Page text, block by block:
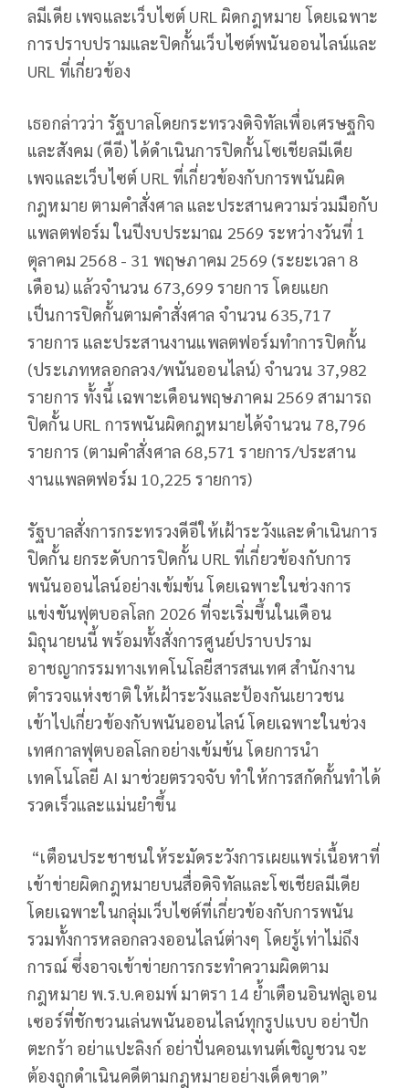
ลมีเดีย เพจและเว็บไซต์ URL ผิดกฎหมาย โดยเฉพาะ
การปราบปรามและปิดกั้นเว็บไซต์พนันออนไลน์และ
URL ที่เกี่ยวข้อง
เธอกล่าวว่า รัฐบาลโดยกระทรวงดิจิทัลเพื่อเศรษฐกิจ
และสังคม (ดีอี) ได้ดำเนินการปิดกั้นโซเชียลมีเดีย
เพจและเว็บไซต์ URL ที่เกี่ยวข้องกับการพนันผิด
กฎหมาย ตามคำสั่งศาล และประสานความร่วมมือกับ
แพลตฟอร์ม ในปีงบประมาณ 2569 ระหว่างวันที่ 1
ตุลาคม 2568 - 31 พฤษภาคม 2569 (ระยะเวลา 8
เดือน) แล้วจำนวน 673,699 รายการ โดยแยก
เป็นการปิดกั้นตามคำสั่งศาล จำนวน 635,717
รายการ และประสานงานแพลตฟอร์มทำการปิดกั้น
(ประเภทหลอกลวง/พนันออนไลน์) จำนวน 37,982
รายการ ทั้งนี้ เฉพาะเดือนพฤษภาคม 2569 สามารถ
ปิดกั้น URL การพนันผิดกฎหมายได้จำนวน 78,796
รายการ (ตามคำสั่งศาล 68,571 รายการ/ประสาน
งานแพลตฟอร์ม 10,225 รายการ)
รัฐบาลสั่งการกระทรวงดีอีให้เฝ้าระวังและดำเนินการ
ปิดกั้น ยกระดับการปิดกั้น URL ที่เกี่ยวข้องกับการ
พนันออนไลน์อย่างเข้มข้น โดยเฉพาะในช่วงการ
แข่งขันฟุตบอลโลก 2026 ที่จะเริ่มขึ้นในเดือน
มิถุนายนนี้ พร้อมทั้งสั่งการศูนย์ปราบปราม
อาชญากรรมทางเทคโนโลยีสารสนเทศ สำนักงาน
ตำรวจแห่งชาติ ให้เฝ้าระวังและป้องกันเยาวชน
เข้าไปเกี่ยวข้องกับพนันออนไลน์ โดยเฉพาะในช่วง
เทศกาลฟุตบอลโลกอย่างเข้มข้น โดยการนำ
เทคโนโลยี AI มาช่วยตรวจจับ ทำให้การสกัดกั้นทำได้
รวดเร็วและแม่นยำขึ้น
“เตือนประชาชนให้ระมัดระวังการเผยแพร่เนื้อหาที่
เข้าข่ายผิดกฎหมายบนสื่อดิจิทัลและโซเชียลมีเดีย
โดยเฉพาะในกลุ่มเว็บไซต์ที่เกี่ยวข้องกับการพนัน
รวมทั้งการหลอกลวงออนไลน์ต่างๆ โดยรู้เท่าไม่ถึง
การณ์ ซึ่งอาจเข้าข่ายการกระทำความผิดตาม
กฎหมาย พ.ร.บ.คอมพ์ มาตรา 14 ย้ำเตือนอินฟลูเอน
เซอร์ที่ชักชวนเล่นพนันออนไลน์ทุกรูปแบบ อย่าปัก
ตะกร้า อย่าแปะลิงก์ อย่าปั่นคอนเทนต์เชิญชวน จะ
ต้องถูกดำเนินคดีตามกฎหมายอย่างเด็ดขาด”